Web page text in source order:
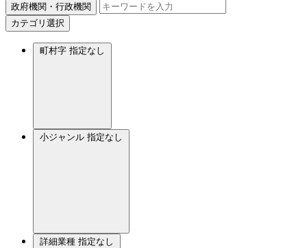
政府機関・行政機関
カテゴリ選択
町村字 指定なし
小ジャンル 指定なし
詳細業種 指定なし